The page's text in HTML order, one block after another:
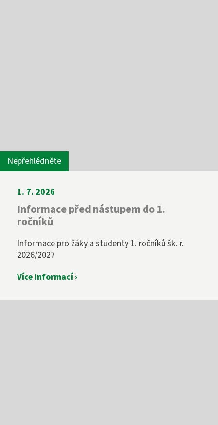
Nepřehlédněte
1. 7. 2026
Informace před nástupem do 1.
ročníků
Informace pro žáky a studenty 1. ročníků šk. r.
2026/2027
Více informací ›